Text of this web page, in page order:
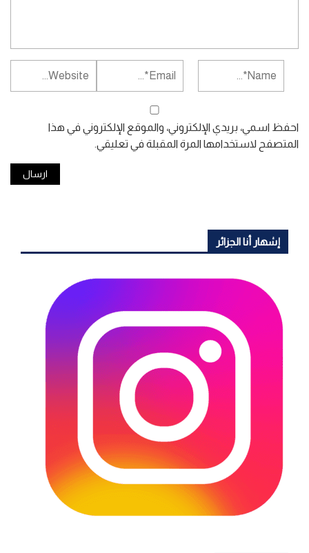
احفظ اسمي، بريدي الإلكتروني، والموقع الإلكتروني في هذا
المتصفح لاستخدامها المرة المقبلة في تعليقي.
إشهار أنا الجزائر